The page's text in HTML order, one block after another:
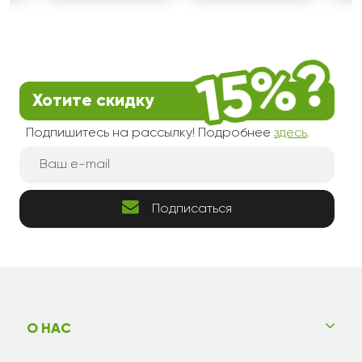
Хотите скидку
Подпишитесь на рассылку! Подробнее здесь.
Подписаться
О НАС